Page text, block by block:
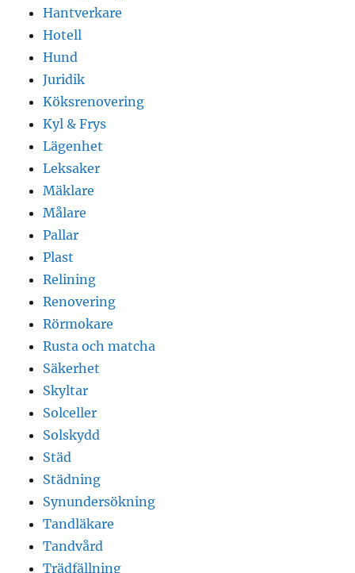
Hantverkare
Hotell
Hund
Juridik
Köksrenovering
Kyl & Frys
Lägenhet
Leksaker
Mäklare
Målare
Pallar
Plast
Relining
Renovering
Rörmokare
Rusta och matcha
Säkerhet
Skyltar
Solceller
Solskydd
Städ
Städning
Synundersökning
Tandläkare
Tandvård
Trädfällning